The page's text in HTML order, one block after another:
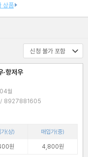
상품
·항저우
월
ISBN : 9788927881605 / 8927881605
가(상)
매입가(중)
원 4,800원